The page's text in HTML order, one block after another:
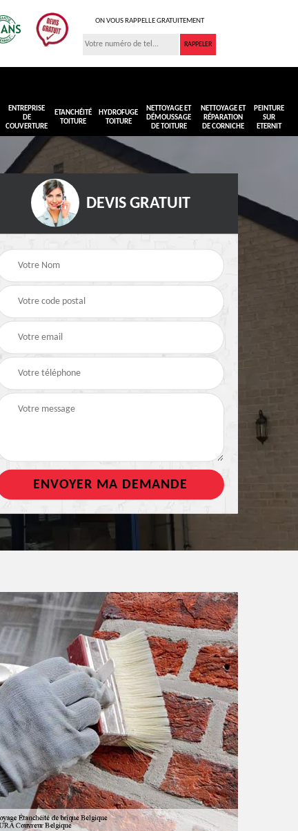
ON VOUS RAPPELLE GRATUITEMENT
ENTREPRISE
DE
COUVERTURE
ETANCHÉITÉ
TOITURE
HYDROFUGE
TOITURE
NETTOYAGE ET
DÉMOUSSAGE
DE TOITURE
NETTOYAGE ET
RÉPARATION
DE CORNICHE
PEINTURE
SUR
ETERNIT
Réimperméabilisation
Peinture sur toiture
tout support
DEVIS GRATUIT